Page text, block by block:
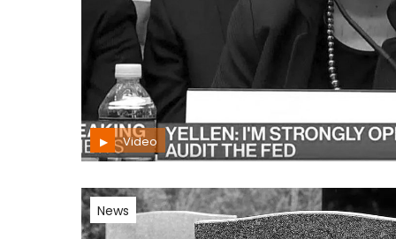
Video
News